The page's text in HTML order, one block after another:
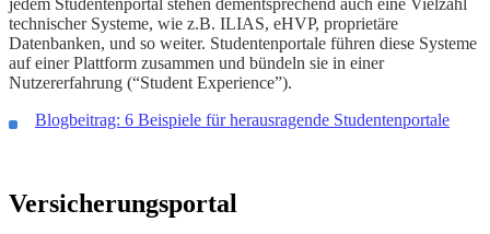
technischer Systeme, wie z.B. ILIAS, eHVP, proprietäre
Datenbanken, und so weiter. Studentenportale führen diese Systeme
auf einer Plattform zusammen und bündeln sie in einer
Nutzererfahrung (“Student Experience”).
Blogbeitrag: 6 Beispiele für herausragende Studentenportale
Versicherungsportal